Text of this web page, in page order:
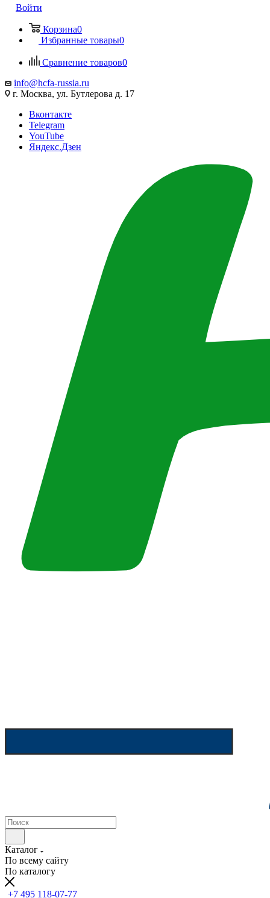
Войти
Корзина0
Избранные товары0
Сравнение товаров0
info@hcfa-russia.ru
г. Москва, ул. Бутлерова д. 17
Вконтакте
Telegram
YouTube
Яндекс.Дзен
Каталог
По всему сайту
По каталогу
+7 495 118-07-77